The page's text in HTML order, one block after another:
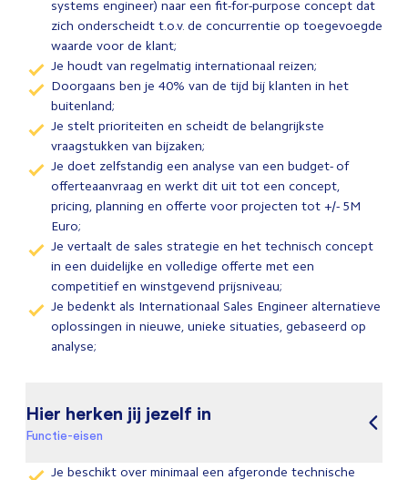
systems engineer) naar een fit-for-purpose concept dat
zich onderscheidt t.o.v. de concurrentie op toegevoegde
waarde voor de klant;
Je houdt van regelmatig internationaal reizen;
Doorgaans ben je 40% van de tijd bij klanten in het
buitenland;
Je stelt prioriteiten en scheidt de belangrijkste
vraagstukken van bijzaken;
Je doet zelfstandig een analyse van een budget- of
offerteaanvraag en werkt dit uit tot een concept,
pricing, planning en offerte voor projecten tot +/- 5M
Euro;
Je vertaalt de sales strategie en het technisch concept
in een duidelijke en volledige offerte met een
competitief en winstgevend prijsniveau;
Je bedenkt als Internationaal Sales Engineer alternatieve
oplossingen in nieuwe, unieke situaties, gebaseerd op
analyse;
Hier herken jij jezelf in
Functie-eisen
Je beschikt over minimaal een afgeronde technische